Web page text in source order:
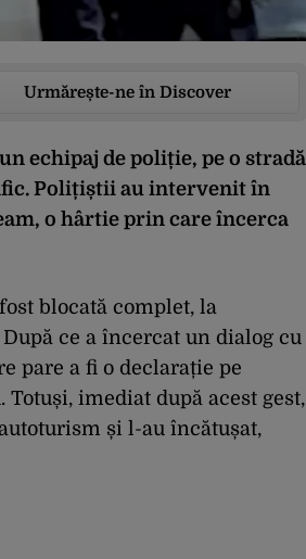
Urmărește-ne în Discover
echipaj de poliție, pe o stradă
Polițiștii au intervenit în
o hârtie prin care încerca
blocată complet, la
ce a încercat un dialog cu
pare a fi o declarație pe
imediat după acest gest,
și l-au încătușat,